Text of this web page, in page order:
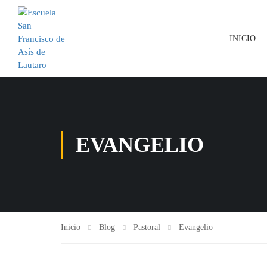
INICIO
EVANGELIO
Inicio Blog Pastoral Evangelio